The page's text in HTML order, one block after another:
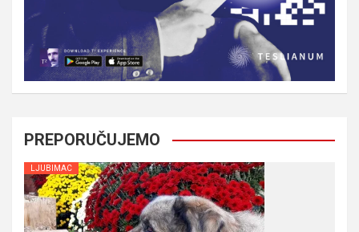
PREPORUČUJEMO
LJUBIMAC